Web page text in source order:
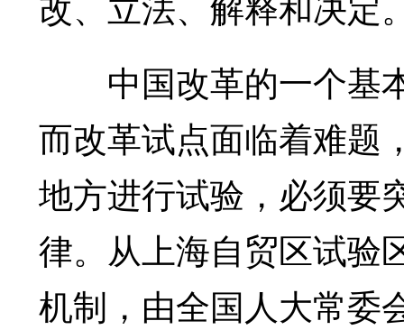
中国改革的一个基
而改革试点面临着难题
地方进行试验，必须要
律。从上海自贸区试验
机制，由全国人大常委